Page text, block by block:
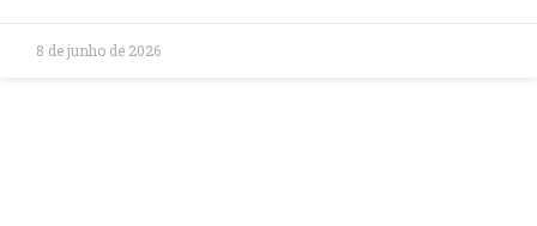
8 de junho de 2026